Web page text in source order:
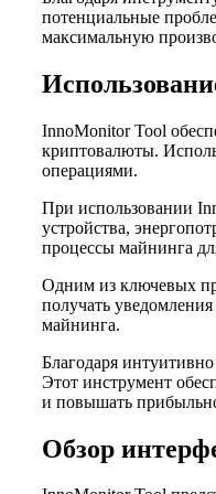
потенциальные
максимальную
InnoMonitor Tool
криптовалюты.
операциями.
При использовании
устройства,
процессы майнинга
Одним из ключевых
получать
майнинга.
Благодаря
Этот инструмент
и повышать
Обзор